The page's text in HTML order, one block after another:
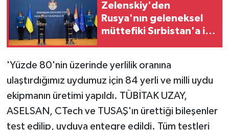
Zelenskiy'den
Rusya'nın geleneksel
müttefiki Sırbistan'a ilk
'Yüzde 80'nin üzerinde yerlilik oranına
ulaştırdığımız uydumuz için 84 yerli ve milli uydu
ekipmanın üretimi yapıldı. TÜBİTAK UZAY,
ASELSAN, CTech ve TUSAŞ'ın ürettiği bileşenler
test edilip, uyduya entegre edildi. Tüm testleri